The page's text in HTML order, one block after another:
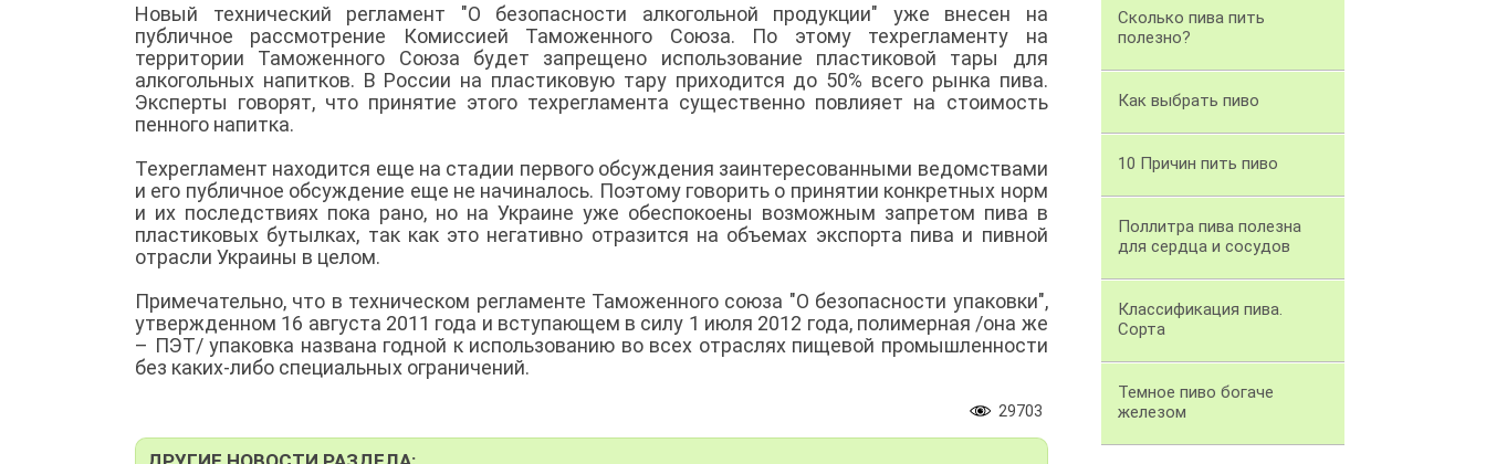
Новый технический регламент "О безопасности алкогольной продукции" уже внесен на
публичное рассмотрение Комиссией Таможенного Союза. По этому техрегламенту на
территории Таможенного Союза будет запрещено использование пластиковой тары для
алкогольных напитков. В России на пластиковую тару приходится до 50% всего рынка пива.
Эксперты говорят, что принятие этого техрегламента существенно повлияет на стоимость
пенного напитка.
Техрегламент находится еще на стадии первого обсуждения заинтересованными ведомствами
и его публичное обсуждение еще не начиналось. Поэтому говорить о принятии конкретных норм
и их последствиях пока рано, но на Украине уже обеспокоены возможным запретом пива в
пластиковых бутылках, так как это негативно отразится на объемах экспорта пива и пивной
отрасли Украины в целом.
Примечательно, что в техническом регламенте Таможенного союза "О безопасности упаковки",
утвержденном 16 августа 2011 года и вступающем в силу 1 июля 2012 года, полимерная /она же
– ПЭТ/ упаковка названа годной к использованию во всех отраслях пищевой промышленности
без каких-либо специальных ограничений.
29703
Сколько пива пить
полезно?
Как выбрать пиво
10 Причин пить пиво
Поллитра пива полезна
для сердца и сосудов
Классификация пива.
Сорта
Темное пиво богаче
железом